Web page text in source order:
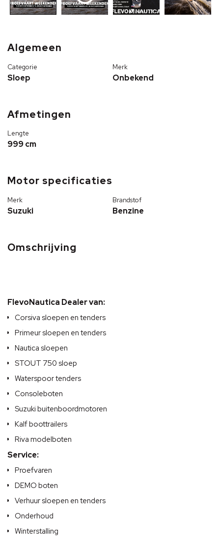
Algemeen
Categorie
Sloep
Merk
Onbekend
Afmetingen
Lengte
999 cm
Motor specificaties
Merk
Suzuki
Brandstof
Benzine
Omschrijving
FlevoNautica Dealer van:
Corsiva sloepen en tenders
Primeur sloepen en tenders
Nautica sloepen
STOUT 750 sloep
Waterspoor tenders
Consoleboten
Suzuki buitenboordmotoren
Kalf boottrailers
Riva modelboten
Service:
Proefvaren
DEMO boten
Verhuur sloepen en tenders
Onderhoud
Winterstalling